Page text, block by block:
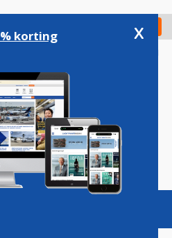
Check in
Vacatures
korting x